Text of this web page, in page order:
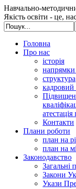
Навчально-
Якість освіти - це,
Головна
Про нас
історія
напрямки
структура
кадровий
атестація
Контакти
Плани роботи
план на
план на
Законодавство
Загальні
Закони
Укази